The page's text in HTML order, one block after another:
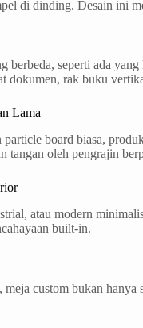
di dinding. Desain ini
berbeda, seperti ada
dokumen, rak buku
Lama
particle board biasa,
tangan oleh pengrajin
atau modern
built-in.
custom bukan